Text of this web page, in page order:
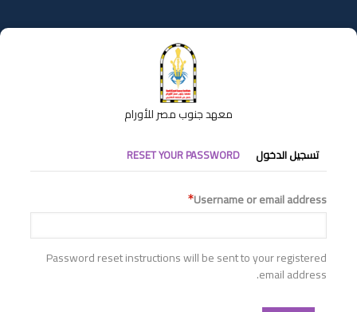
إلى
المحتوى
معهد جنوب مصر للأورام
التبويبات
الأساسية
تسجيل الدخول RESET YOUR PASSWORD
Username or email address
Password reset instructions will be sent to your registered
email address.